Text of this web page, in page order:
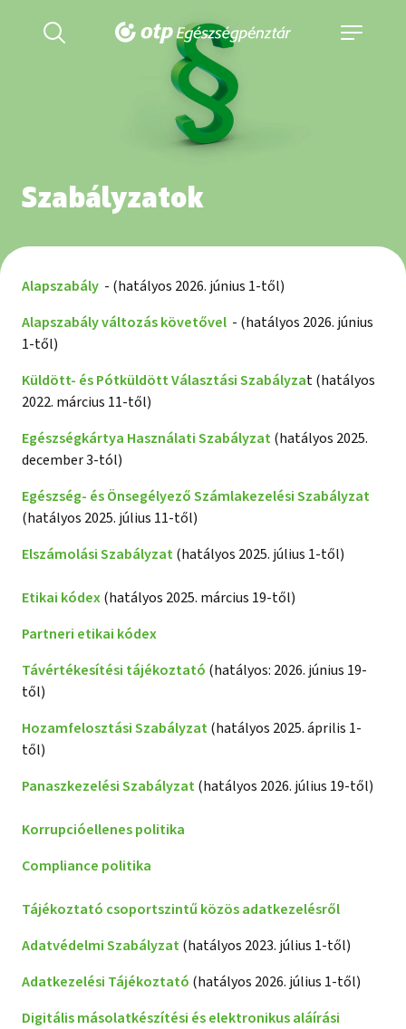
Szabályzatok
Alapszabály - (hatályos 2026. június 1-től)
Alapszabály változás követővel - (hatályos 2026. június
1-től)
Küldött- és Pótküldött Választási Szabályzat (hatályos
2022. március 11-től)
Egészségkártya Használati Szabályzat(hatályos 2025.
december 3-tól)
Egészség- és Önsegélyező Számlakezelési Szabályzat
(hatályos 2025. július 11-től)
Elszámolási Szabályzat(hatályos 2025. július 1-től)
Etikai kódex(hatályos 2025. március 19-től)
Partneri etikai kódex
Távértékesítési tájékoztató (hatályos: 2026. június 19-
től)
Hozamfelosztási Szabályzat(hatályos 2025. április 1-
től)
Panaszkezelési Szabályzat(hatályos 2026. július 19-től)
Korrupcióellenes politika
Compliance politika
Tájékoztató csoportszintű közös adatkezelésről
Adatvédelmi Szabályzat(hatályos 2023. július 1-től)
Adatkezelési Tájékoztató (hatályos 2026. július 1-től)
Digitális másolatkészítési és elektronikus aláírási